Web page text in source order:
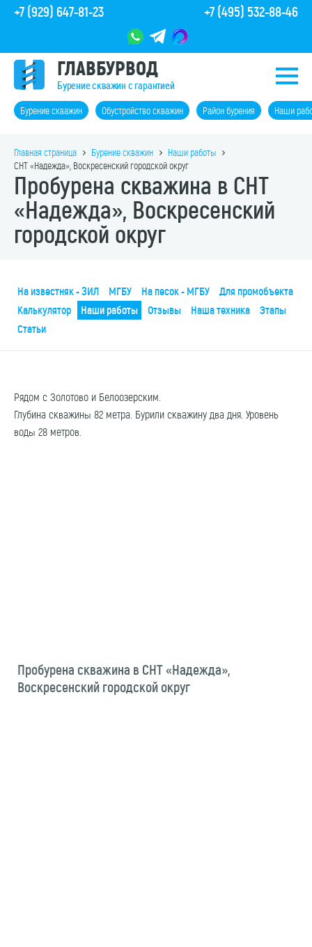
ГЛАВБУРВОД
Бурение скважин с гарантией
+7 (495) 532-88-46
+7 (929) 647-81-23
Бурение скважин Обустройство скважин Район бурения Наши
Главная страница Бурение скважин
Наши работы
СНТ «Надежда», Воскресенский городской округ
Пробурена скважина в СНТ
«Надежда», Воскресенский
городской округ
На известняк - ЗИЛ МГБУ На песок - МГБУ
Для промобъекта
Калькулятор
Наши работы Отзывы Наша техника
Этапы
Статьи
Рядом с Золотово и Белоозерским.
Глубина скважины 82 метра. Бурили скважину два дня. Уровень
воды 28 метров.
Пробурена скважина в СНТ «Надежда»,
Воскресенский городской округ